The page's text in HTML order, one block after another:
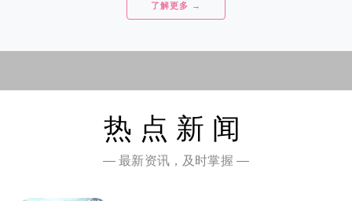
了解更多 →
热点新闻
— 最新资讯，及时掌握 —